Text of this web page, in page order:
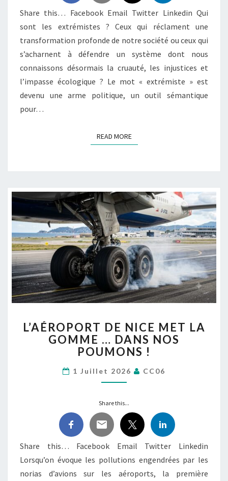
MONDE !
Share this… Facebook Email Twitter Linkedin Qui
sont les extrémistes ? Ceux qui réclament une
transformation profonde de notre société ou ceux qui
s’acharnent à défendre un système dont nous
connaissons désormais la cruauté, les injustices et
l’impasse écologique ? Le mot « extrémiste » est
devenu une arme politique, un outil sémantique
pour…
READ MOREREAD MORE
DE
NICE MET
LA
…
DANS
POUMONS
L’AÉROPORT DE NICE MET LA
GOMME … DANS NOS
POUMONS !
1 Juillet 2026 CC06
Share this...
Share this… Facebook Email Twitter Linkedin
Lorsqu’on évoque les pollutions engendrées par les
norias d’avions sur les aéroports, la première